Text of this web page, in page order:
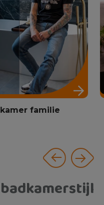
familie